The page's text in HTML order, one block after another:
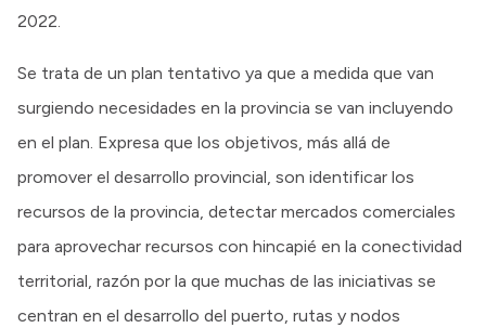
2022.
Se trata de un plan tentativo ya que a medida que van
surgiendo necesidades en la provincia se van incluyendo
en el plan. Expresa que los objetivos, más allá de
promover el desarrollo provincial, son identificar los
recursos de la provincia, detectar mercados comerciales
para aprovechar recursos con hincapié en la conectividad
territorial, razón por la que muchas de las iniciativas se
centran en el desarrollo del puerto, rutas y nodos